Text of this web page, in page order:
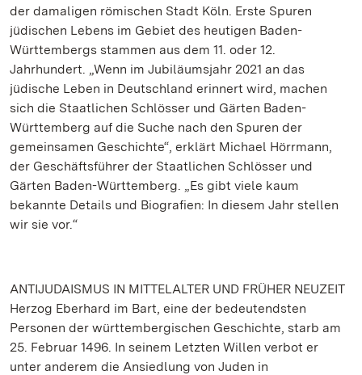
der damaligen römischen Stadt Köln. Erste Spuren
jüdischen Lebens im Gebiet des heutigen Baden-
Württembergs stammen aus dem 11. oder 12.
Jahrhundert. „Wenn im Jubiläumsjahr 2021 an das
jüdische Leben in Deutschland erinnert wird, machen
sich die Staatlichen Schlösser und Gärten Baden-
Württemberg auf die Suche nach den Spuren der
gemeinsamen Geschichte“, erklärt Michael Hörrmann,
der Geschäftsführer der Staatlichen Schlösser und
Gärten Baden-Württemberg. „Es gibt viele kaum
bekannte Details und Biografien: In diesem Jahr stellen
wir sie vor.“
ANTIJUDAISMUS IN MITTELALTER UND FRÜHER NEUZEIT
Herzog Eberhard im Bart, eine der bedeutendsten
Personen der württembergischen Geschichte, starb am
25. Februar 1496. In seinem Letzten Willen verbot er
unter anderem die Ansiedlung von Juden in